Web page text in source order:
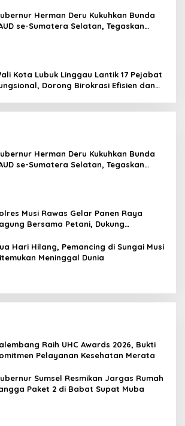
Herman Deru Kukuhkan Bunda
se-Sumatera Selatan, Tegaskan
Kota Lubuk Linggau Lantik 17 Pejabat
Dorong Birokrasi Efisien dan
Herman Deru Kukuhkan Bunda
se-Sumatera Selatan, Tegaskan
Musi Rawas Gelar Panen Raya
Bersama Petani, Dukung
Hari Hilang, Pemancing di Sungai Musi
Meninggal Dunia
Raih UHC Awards 2026, Bukti
Pelayanan Kesehatan Merata
Sumsel Resmikan Jargas Rumah
Paket 2 di Babat Supat Muba